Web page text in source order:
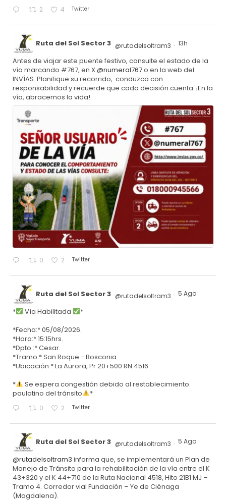
2 4 Twitter
Ruta del Sol Sector 3 @rutadelsoltram3 · 13h
Antes de viajar este puente festivo, consulte el estado de la
vía marcando #767, en X@numeral767o en la web del
INVÍAS. Planifique su recorrido, conduzca con
responsabilidad y recuerde que cada decisión cuenta. ¡En la
vía, abracemos la vida!
0 2 Twitter
Ruta del Sol Sector 3 @rutadelsoltram3 · 5 Ago
* Vía Habilitada
*
*Fecha:* 05/08/2026.
*Hora:* 15:15hrs.
*Dpto.:* Cesar.
*Tramo:* San Roque - Bosconia.
*Ubicación:* La Aurora, Pr 20+500 RN 4516.
*
Se espera congestión debido al restablecimiento
paulatino del tránsito
*
0 2 Twitter
Ruta del Sol Sector 3 @rutadelsoltram3 · 5 Ago
@rutadelsoltram3 informa que, se implementará un Plan de
Manejo de Tránsito para la rehabilitación de la vía entre el K
43+320 y el K 44+710 de la Ruta Nacional 4518, Hito 21B1 MJ –
Tramo 4. Corredor vial Fundación – Ye de Ciénaga
(Magdalena).